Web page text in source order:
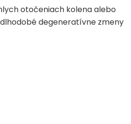
otočeniach kolena alebo
degeneratívne zmeny